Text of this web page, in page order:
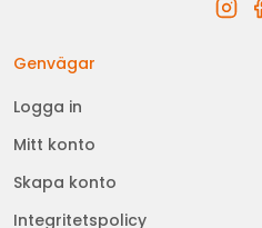
Genvägar
Logga in
Mitt konto
Skapa konto
Integritetspolicy